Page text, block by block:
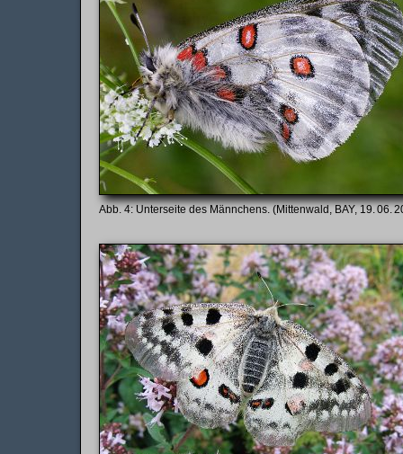
Unterseite des Männchens. (Mittenwald, BAY, 19. 06.